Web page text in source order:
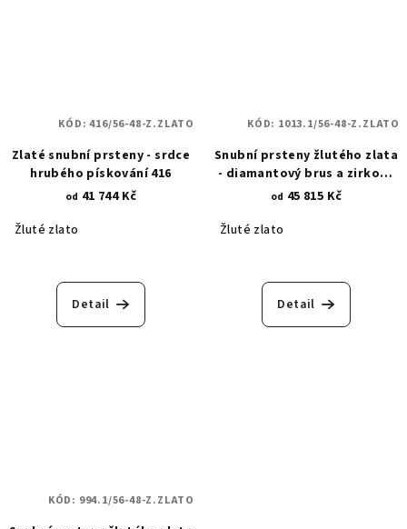
Zlaté snubní prsteny - srdce
hrubého pískování 416
od 41 744 Kč
Žluté zlato
Detail
KÓD:416/56-48-Z.ZLATO
Snubní prsteny žlutého zlata
- diamantový brus a zirkony
1013.1
od 45 815 Kč
Žluté zlato
Detail
KÓD: 1013.1/56-48-Z.ZLATO
KÓD: 994.1/56-48-Z.ZLATO